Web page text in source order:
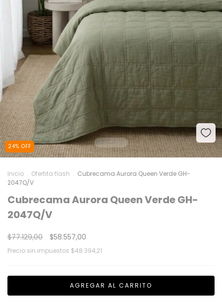
24% OFF
Inicio . Ofertita flash . Cubrecama Aurora Queen Verde GH-
2047Q/V
Cubrecama Aurora Queen Verde GH-
2047Q/V
$77.129,00 $58.557,00
Precio sin impuestos $48.394,21